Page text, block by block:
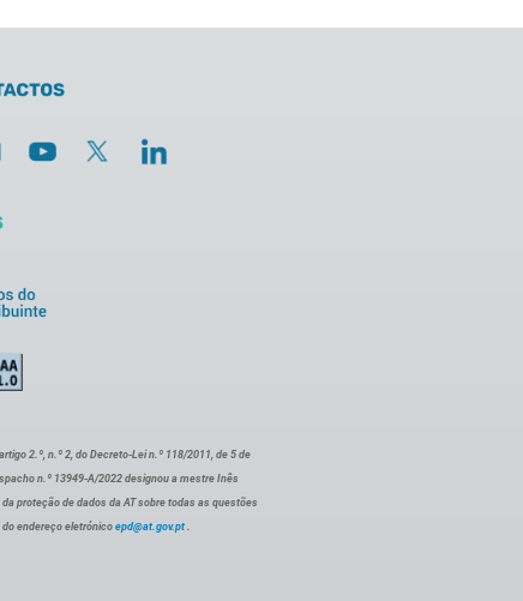
2.º, n.º 2, do Decreto-Lei n.º 118/2011, de 5 de
n.º 13949-A/2022 designou a mestre Inês
proteção de dados da AT sobre todas as questões
endereço eletrónico epd@at.gov.pt .